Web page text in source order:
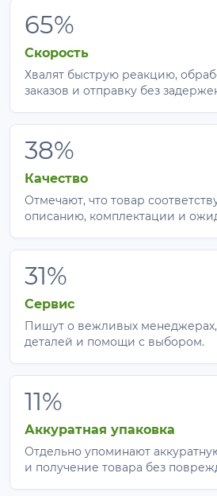
65%
Скорость
Хвалят быструю реакцию,
заказов и отправку без
38%
Качество
Отмечают, что товар
описанию, комплектации и
31%
Сервис
Пишут о вежливых
деталей и помощи с выбором.
11%
Аккуратная упаковка
Отдельно упоминают
и получение товара без